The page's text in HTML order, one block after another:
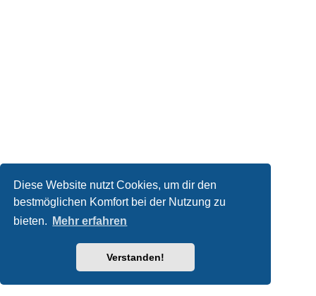
Diese Website nutzt Cookies, um dir den
bestmöglichen Komfort bei der Nutzung zu
bieten.
Mehr erfahren
Verstanden!